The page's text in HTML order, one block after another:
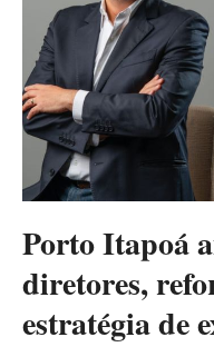
Porto Itapoá
diretores,
estratégia de